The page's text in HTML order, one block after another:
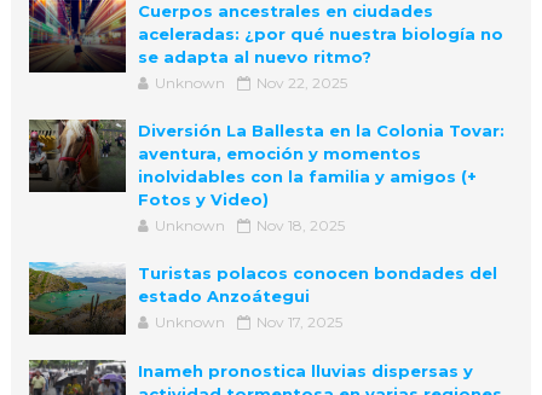
Cuerpos ancestrales en ciudades
aceleradas: ¿por qué nuestra biología no
se adapta al nuevo ritmo?
Unknown Nov 22, 2025
Diversión La Ballesta en la Colonia Tovar:
aventura, emoción y momentos
inolvidables con la familia y amigos (+
Fotos y Video)
Unknown Nov 18, 2025
Turistas polacos conocen bondades del
estado Anzoátegui
Unknown Nov 17, 2025
Inameh pronostica lluvias dispersas y